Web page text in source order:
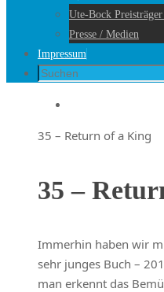
Ute-Bock
Presse / Medien
Impressum
Suche
Startseite
35 – Return of a King
35 –
Immerhin haben wir
sehr junges Buch –
man erkennt das